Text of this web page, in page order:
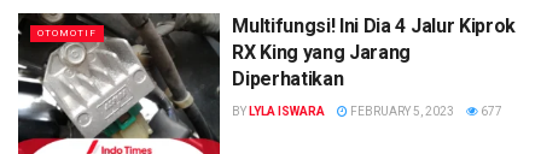
OTOMOTIF
Multifungsi! Ini Dia 4 Jalur Kiprok
RX King yang Jarang
Diperhatikan
BY LYLA ISWARA FEBRUARY 5, 2023 677